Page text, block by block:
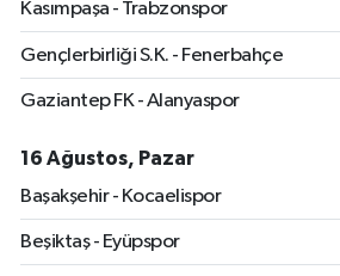
Kasımpaşa - Trabzonspor
Gençlerbirliği S.K. - Fenerbahçe
Gaziantep FK - Alanyaspor
16 Ağustos, Pazar
Başakşehir - Kocaelispor
Beşiktaş - Eyüpspor